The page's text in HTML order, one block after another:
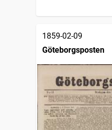
1859-02-09
Göteborgsposten